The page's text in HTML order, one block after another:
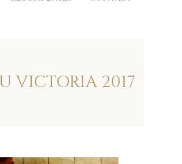
VICTORIA 2017